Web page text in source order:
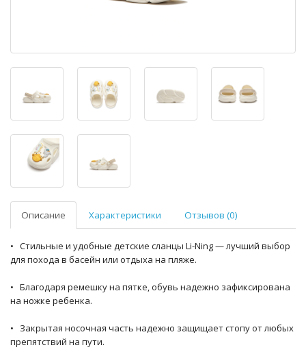
Описание Характеристики Отзывов (0)
• Стильные и удобные детские сланцы Li-Ning — лучший выбор
для похода в басейн или отдыха на пляже.
• Благодаря ремешку на пятке, обувь надежно зафиксирована
на ножке ребенка.
• Закрытая носочная часть надежно защищает стопу от любых
препятствий на пути.